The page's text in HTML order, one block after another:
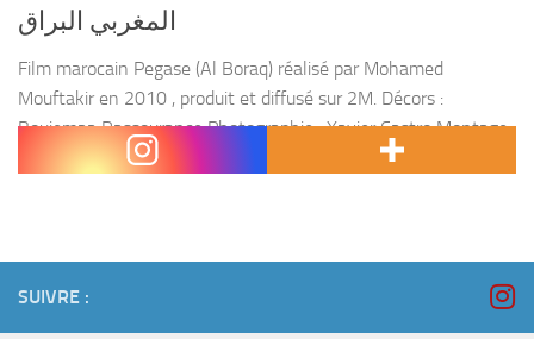
المغربي البراق
Film marocain Pegase (Al Boraq) réalisé par Mohamed
Mouftakir en 2010 , produit et diffusé sur 2M. Décors :
Boujemaa Rassourance Photographie : Xavier Castro Montage :
Julien Foure Son : Taoufik Mekraz Musique...
SUIVRE :